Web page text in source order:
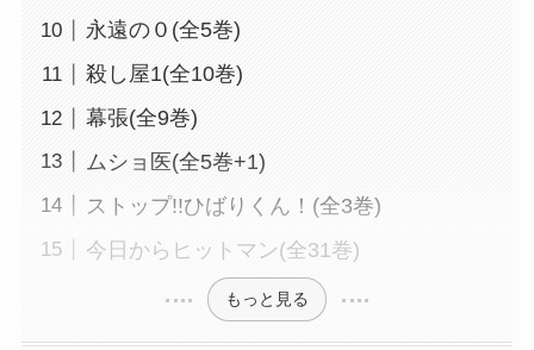
永遠の０(全5巻)
殺し屋1(全10巻)
幕張(全9巻)
ムショ医(全5巻+1)
ストップ!!ひばりくん！(全3巻)
今日からヒットマン(全31巻)
もっと見る